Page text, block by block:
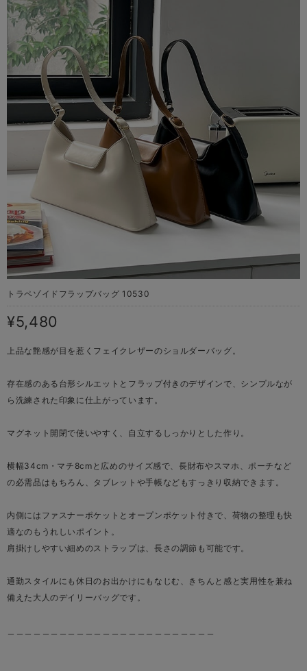
トラペゾイドフラップバッグ 10530
¥5,480
上品な艶感が目を惹くフェイクレザーのショルダーバッグ。
存在感のある台形シルエットとフラップ付きのデザインで、シンプルなが
ら洗練された印象に仕上がっています。
マグネット開閉で使いやすく、自立するしっかりとした作り。
横幅34cm・マチ8cmと広めのサイズ感で、長財布やスマホ、ポーチなど
の必需品はもちろん、タブレットや手帳などもすっきり収納できます。
内側にはファスナーポケットとオープンポケット付きで、荷物の整理も快
適なのもうれしいポイント。
肩掛けしやすい細めのストラップは、長さの調節も可能です。
通勤スタイルにも休日のお出かけにもなじむ、きちんと感と実用性を兼ね
備えた大人のデイリーバッグです。